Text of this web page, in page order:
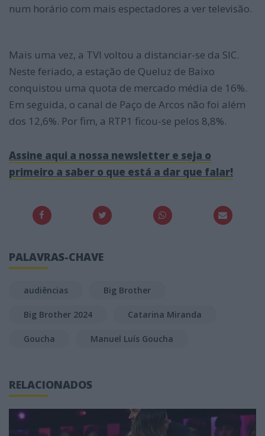
num horário com mais espectadores a ver televisão.
Mais uma vez, a TVI voltou a distanciar-se da SIC.
Neste feriado, a estação de Queluz de Baixo
conquistou uma quota de mercado média de 16%.
Em seguida, o canal de Paço de Arcos não foi além
dos 12,6%. Por fim, a RTP1 ficou-se pelos 8,8%.
Assine aqui a nossa newsletter e seja o
primeiro a saber o que está a dar que falar!
PALAVRAS-CHAVE
audiências Big Brother
Big Brother 2024 Catarina Miranda
Goucha Manuel Luís Goucha
RELACIONADOS